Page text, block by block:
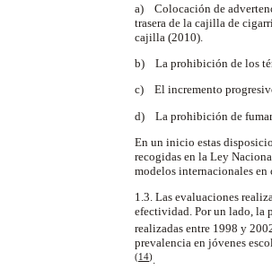
a) Colocación de
trasera de la cajilla de
cajilla (2010).
b) La prohibición de los
c) El incremento
d) La prohibición de fumar
En un inicio estas
recogidas en la Ley
modelos internacionales en
1.3. Las evaluaciones
efectividad. Por un lado, la
realizadas entre 1998 y
prevalencia en jóvenes
(14).